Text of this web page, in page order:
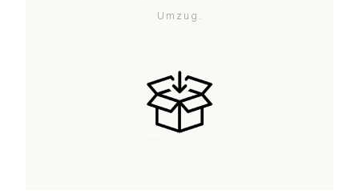
Umzug.